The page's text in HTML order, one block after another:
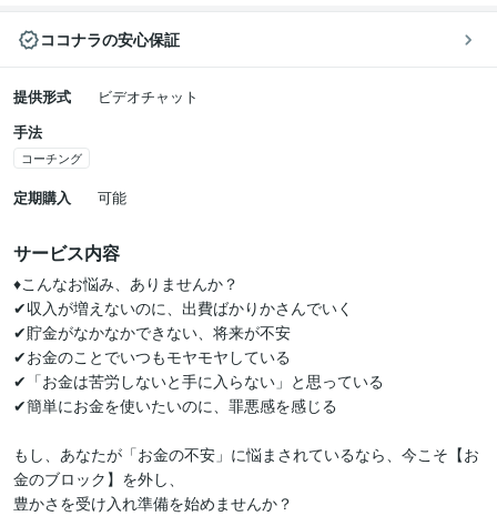
ココナラの安心保証
提供形式
ビデオチャット
手法
コーチング
定期購入 可能
サービス内容
♦こんなお悩み、ありませんか？
✔︎収入が増えないのに、出費ばかりかさんでいく
✔︎貯金がなかなかできない、将来が不安
✔︎お金のことでいつもモヤモヤしている
✔︎「お金は苦労しないと手に入らない」と思っている
✔︎簡単にお金を使いたいのに、罪悪感を感じる
もし、あなたが「お金の不安」に悩まされているなら、今こそ【お
金のブロック】を外し、
豊かさを受け入れ準備を始めませんか？